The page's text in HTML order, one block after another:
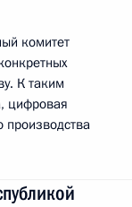
комитет
К таким
цифровая